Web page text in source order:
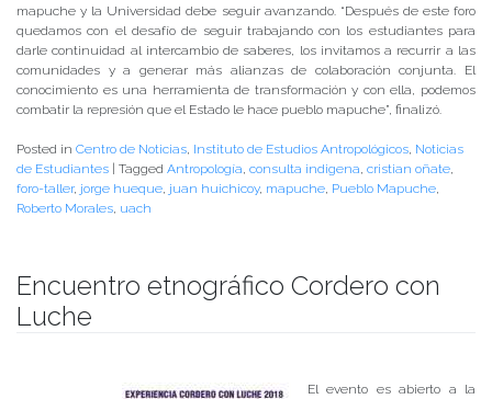
mapuche y la Universidad debe seguir avanzando. “Después de este foro
quedamos con el desafío de seguir trabajando con los estudiantes para
darle continuidad al intercambio de saberes, los invitamos a recurrir a las
comunidades y a generar más alianzas de colaboración conjunta. El
conocimiento es una herramienta de transformación y con ella, podemos
combatir la represión que el Estado le hace pueblo mapuche”, finalizó.
Posted in Centro de Noticias Instituto de Estudios Antropológicos Noticias
de Estudiantes | Tagged Antropología consulta indigena cristian oñate
foro-taller, jorge hueque juan huichicoy, mapuche Pueblo Mapuche
Roberto Morales uach
Encuentro etnográfico Cordero con
Luche
El evento es abierto a la